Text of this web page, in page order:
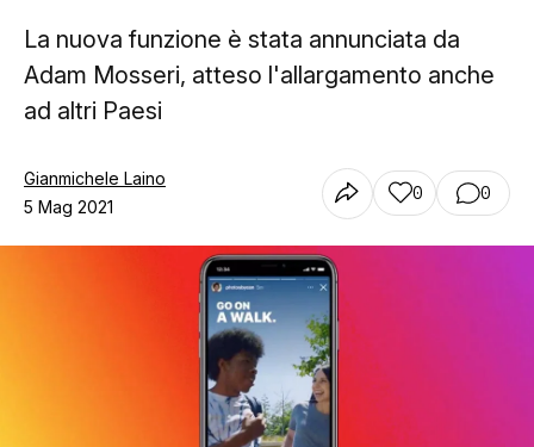
Chi siamo
La nuova funzione è stata annunciata da
Adam Mosseri, atteso l'allargamento anche
ad altri Paesi
Gianmichele Laino
5 Mag 2021
0 0